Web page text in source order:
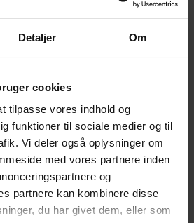
Detaljer Om
cookies
tilpasse vores indhold og
funktioner til sociale medier og til
Vi deler også oplysninger om
med vores partnere inden
og
partnere kan kombinere disse
du har givet dem, eller som
er i total
er i åben konflikt
benzin og diesel.